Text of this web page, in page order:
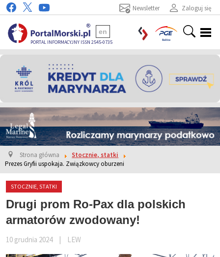
Zaloguj się
Newsletter
PORTAL INFORMACYJNY ISSN 2545-0735
en
Strona główna
Stocznie, statki
Prezes Gryfii uspokaja. Związkowcy oburzeni
STOCZNIE, STATKI
Drugi prom Ro-Pax dla polskich
armatorów zwodowany!
10 grudnia 2024 LEW